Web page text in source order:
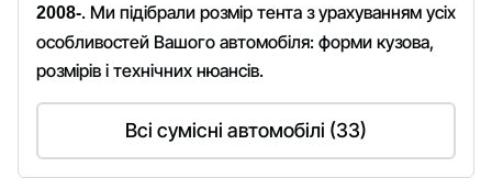
2008-. Ми підібрали розмір тента з урахуванням усіх
особливостей Вашого автомобіля: форми кузова,
розмірів і технічних нюансів.
Всі сумісні автомобілі (33)